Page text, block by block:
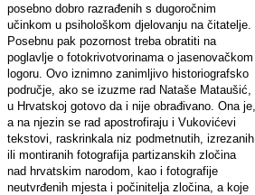
posebno dobro razrađenih s dugoročnim
učinkom u psihološkom djelovanju na čitatelje.
Posebnu pak pozornost treba obratiti na
poglavlje o fotokrivotvorinama o jasenovačkom
logoru. Ovo iznimno zanimljivo historiografsko
područje, ako se izuzme rad Nataše Mataušić,
u Hrvatskoj gotovo da i nije obrađivano. Ona je,
a na njezin se rad apostrofiraju i Vukovićevi
tekstovi, raskrinkala niz podmetnutih, izrezanih
ili montiranih fotografija partizanskih zločina
nad hrvatskim narodom, kao i fotografije
neutvrđenih mjesta i počinitelja zločina, a koje